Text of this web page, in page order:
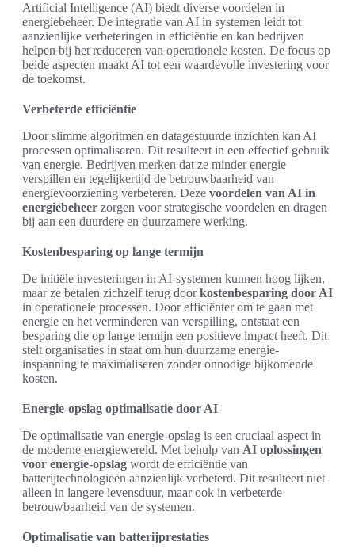
Artificial Intelligence (AI) biedt diverse voordelen in
energiebeheer. De integratie van AI in systemen leidt tot
aanzienlijke verbeteringen in efficiëntie en kan bedrijven
helpen bij het reduceren van operationele kosten. De focus op
beide aspecten maakt AI tot een waardevolle investering voor
de toekomst.
Verbeterde efficiëntie
Door slimme algoritmen en datagestuurde inzichten kan AI
processen optimaliseren. Dit resulteert in een effectief gebruik
van energie. Bedrijven merken dat ze minder energie
verspillen en tegelijkertijd de betrouwbaarheid van
energievoorziening verbeteren. Deze voordelen van AI in
energiebeheer zorgen voor strategische voordelen en dragen
bij aan een duurdere en duurzamere werking.
Kostenbesparing op lange termijn
De initiële investeringen in AI-systemen kunnen hoog lijken,
maar ze betalen zichzelf terug doorkostenbesparing door AI
in operationele processen. Door efficiënter om te gaan met
energie en het verminderen van verspilling, ontstaat een
besparing die op lange termijn een positieve impact heeft. Dit
stelt organisaties in staat om hun duurzame energie-
inspanning te maximaliseren zonder onnodige bijkomende
kosten.
Energie-opslag optimalisatie door AI
De optimalisatie van energie-opslag is een cruciaal aspect in
de moderne energiewereld. Met behulp van AI oplossingen
voor energie-opslag wordt de efficiëntie van
batterijtechnologieën aanzienlijk verbeterd. Dit resulteert niet
alleen in langere levensduur, maar ook in verbeterde
betrouwbaarheid van de systemen.
Optimalisatie van batterijprestaties